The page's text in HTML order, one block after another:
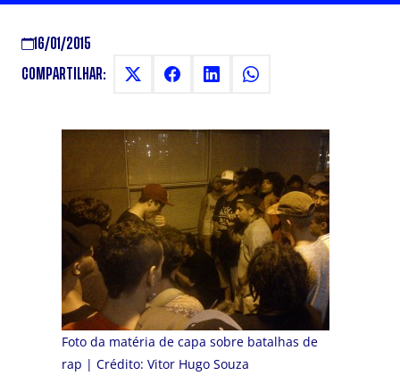
16/01/2015
COMPARTILHAR:
Foto da matéria de capa sobre batalhas de
rap | Crédito: Vitor Hugo Souza